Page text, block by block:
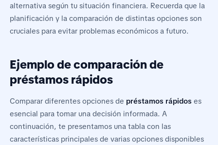
alternativa según tu situación financiera. Recuerda que la
planificación y la comparación de distintas opciones son
cruciales para evitar problemas económicos a futuro.
Ejemplo de comparación de
préstamos rápidos
Comparar diferentes opciones de préstamos rápidos es
esencial para tomar una decisión informada. A
continuación, te presentamos una tabla con las
características principales de varias opciones disponibles